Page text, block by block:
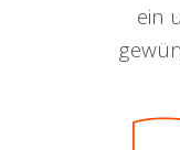
ein